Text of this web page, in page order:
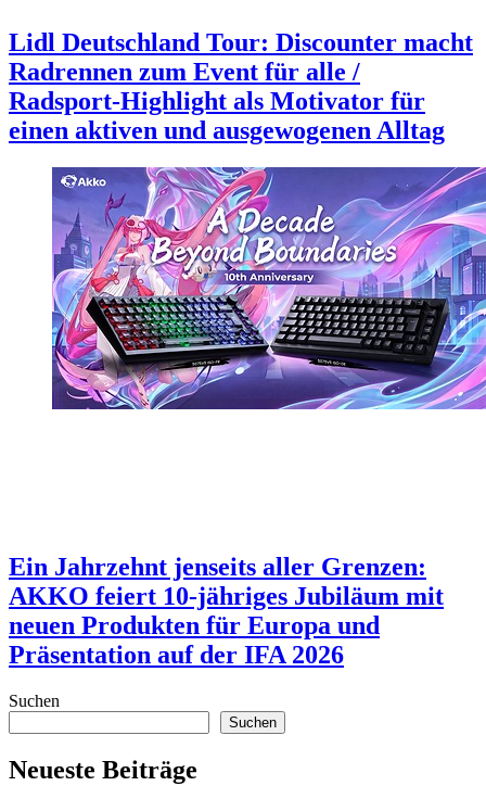
Lidl Deutschland Tour: Discounter macht
Radrennen zum Event für alle /
Radsport-Highlight als Motivator für
einen aktiven und ausgewogenen Alltag
Ein Jahrzehnt jenseits aller Grenzen:
AKKO feiert 10-jähriges Jubiläum mit
neuen Produkten für Europa und
Präsentation auf der IFA 2026
Suchen
Suchen
Neueste Beiträge